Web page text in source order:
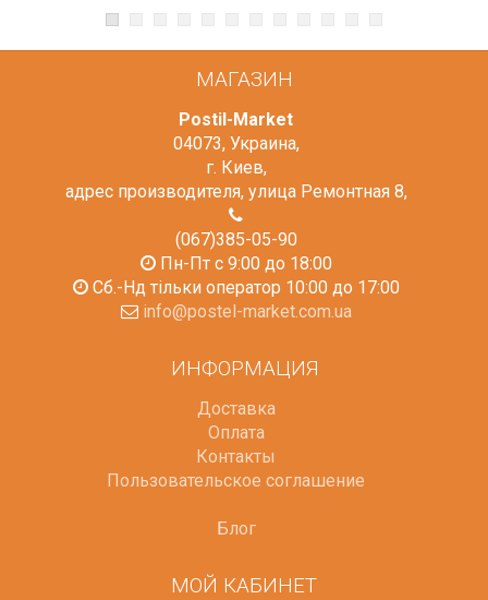
МАГАЗИН
Postil-Market
04073, Украина,
г. Киев,
адрес производителя, улица Ремонтная 8,
(067)385-05-90
Пн-Пт с 9:00 до 18:00
Сб.-Нд тільки оператор 10:00 до 17:00
info@postel-market.com.ua
ИНФОРМАЦИЯ
Доставка
Оплата
Контакты
Пользовательское соглашение
Блог
МОЙ КАБИНЕТ